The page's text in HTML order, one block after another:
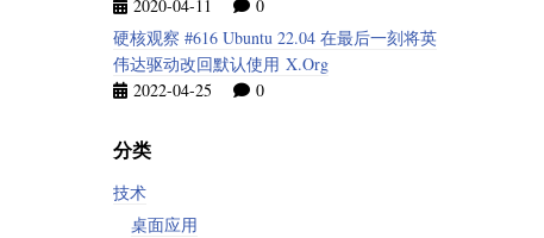
2020-04-11
0
硬核观察 #616 Ubuntu 22.04 在最后一刻将英
伟达驱动改回默认使用 X.Org
2022-04-25
0
分类
技术
桌面应用